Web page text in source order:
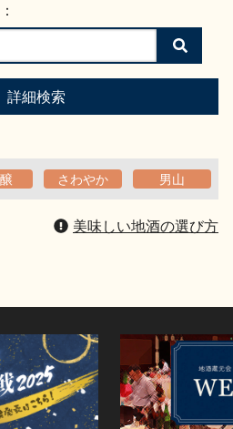
検
索
す
詳細検索
さわやか 男山
美味しい地酒の選び方